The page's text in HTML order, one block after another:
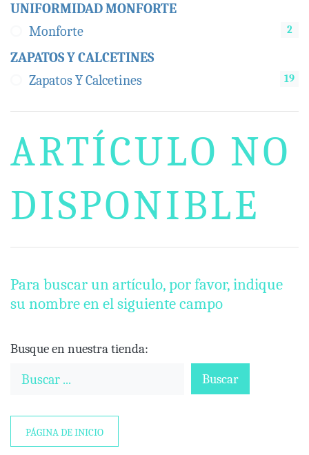
UNIFORMIDAD MONFORTE
Monforte
2
ZAPATOS Y CALCETINES
Zapatos Y Calcetines
19
ARTÍCULO NO
DISPONIBLE
Para buscar un artículo, por favor, indique
su nombre en el siguiente campo
Busque en nuestra tienda:
Buscar
PÁGINA DE INICIO